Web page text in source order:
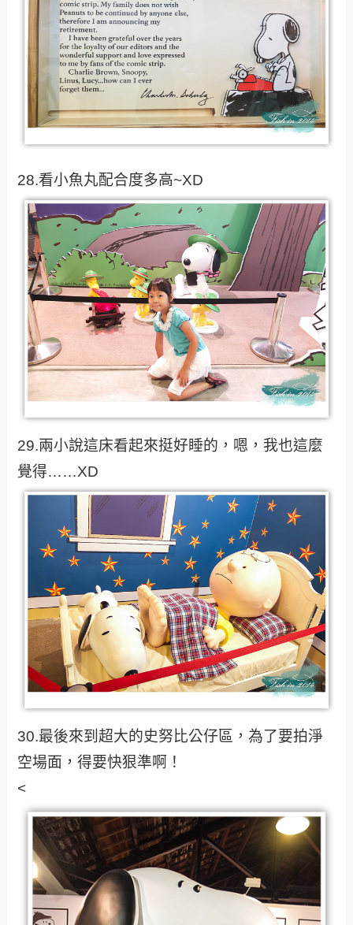
28.看小魚丸配合度多高~XD
29.兩小說這床看起來挺好睡的，嗯，我也這麼
覺得……XD
30.最後來到超大的史努比公仔區，為了要拍淨
空場面，得要快狠準啊！
<